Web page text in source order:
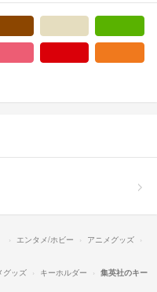
カラー
エンタメ/ホビー
アニメグッズ
グッズ キーホルダー
集英社のキー